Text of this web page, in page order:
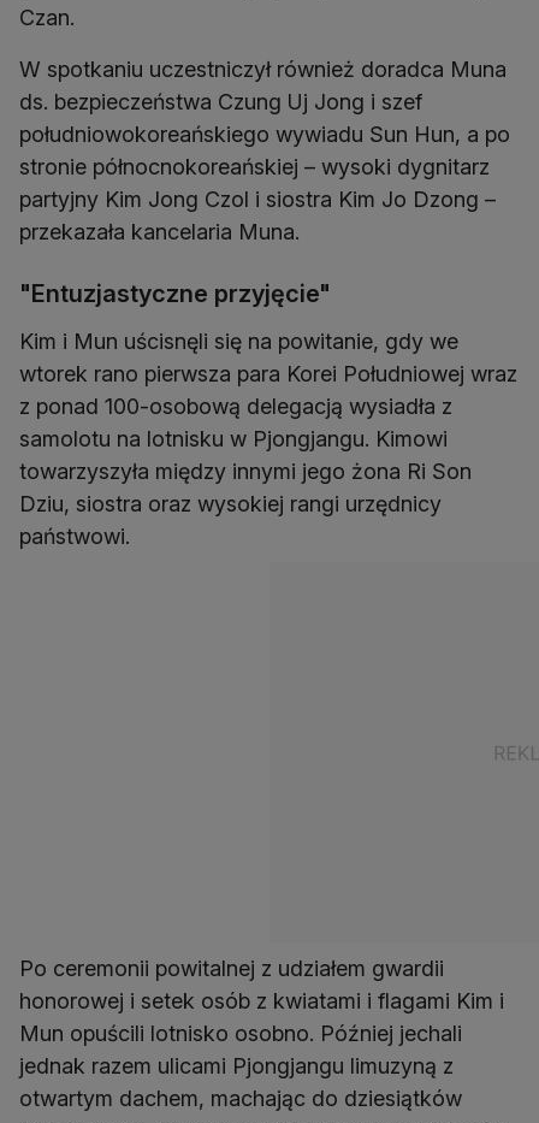
Czan.
W spotkaniu uczestniczył również doradca Muna
ds. bezpieczeństwa Czung Uj Jong i szef
południowokoreańskiego wywiadu Sun Hun, a po
stronie północnokoreańskiej – wysoki dygnitarz
partyjny Kim Jong Czol i siostra Kim Jo Dzong –
przekazała kancelaria Muna.
"Entuzjastyczne przyjęcie"
Kim i Mun uścisnęli się na powitanie, gdy we
wtorek rano pierwsza para Korei Południowej wraz
z ponad 100-osobową delegacją wysiadła z
samolotu na lotnisku w Pjongjangu. Kimowi
towarzyszyła między innymi jego żona Ri Son
Dziu, siostra oraz wysokiej rangi urzędnicy
państwowi.
Po ceremonii powitalnej z udziałem gwardii
honorowej i setek osób z kwiatami i flagami Kim i
Mun opuścili lotnisko osobno. Później jechali
jednak razem ulicami Pjongjangu limuzyną z
otwartym dachem, machając do dziesiątków